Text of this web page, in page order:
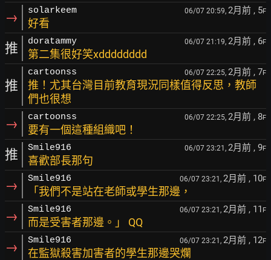
→ solarkeem 06/07 20:59, 2月前 , 5F
好看
推 doratammy 06/07 21:19, 2月前 , 6F
第二集很好笑xdddddddd
推
cartoonss 06/07 22:25, 2月前 , 7F
推！尤其台灣目前教育現況同樣值得反思，教師
們也很想
→ cartoonss 06/07 22:25, 2月前 , 8F
要有一個這種組織吧！
推 Smile916 06/07 23:21, 2月前 , 9F
喜歡部長那句
→ Smile916 06/07 23:21, 2月前 , 10F
「我們不是站在老師或學生那邊，
→ Smile916 06/07 23:21, 2月前 , 11 F
而是受害者那邊。」 QQ
→ Smile916 06/07 23:21, 2月前 , 12F
在監獄殺害加害者的學生那邊哭爛